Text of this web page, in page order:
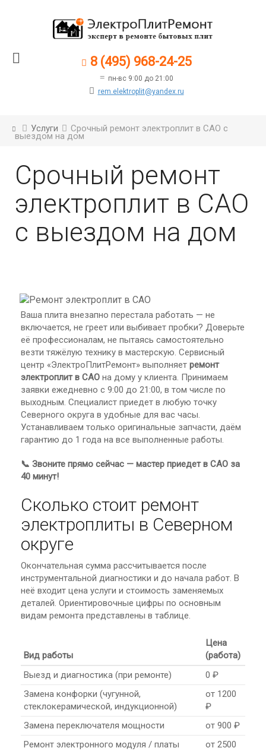
8 (495) 968-24-25
пн-вс 9:00 до 21:00
rem.elektroplit@yandex.ru
Услуги Срочный ремонт электроплит в САО с
выездом на дом
Срочный ремонт
электроплит в САО
с выездом на дом
Ваша плита внезапно перестала работать — не
включается, не греет или выбивает пробки? Доверьте
её профессионалам, не пытаясь самостоятельно
везти тяжёлую технику в мастерскую. Сервисный
центр «ЭлектроПлитРемонт» выполняет ремонт
электроплит в САО на дому у клиента. Принимаем
заявки ежедневно с 9:00 до 21:00, в том числе по
выходным. Специалист приедет в любую точку
Северного округа в удобные для вас часы.
Устанавливаем только оригинальные запчасти, даём
гарантию до 1 года на все выполненные работы.
📞 Звоните прямо сейчас — мастер приедет в САО за
40 минут!
Сколько стоит ремонт
электроплиты в Северном
округе
Окончательная сумма рассчитывается после
инструментальной диагностики и до начала работ. В
неё входит цена услуги и стоимость заменяемых
деталей. Ориентировочные цифры по основным
видам ремонта представлены в таблице.
Вид работы
Цена
(работа)
Выезд и диагностика (при ремонте)
0 ₽
Замена конфорки (чугунной,
стеклокерамической, индукционной)
от 1200
₽
Замена переключателя мощности
от 900 ₽
Ремонт электронного модуля / платы
от 2500